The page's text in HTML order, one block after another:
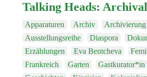
Förderer
Jahresgaben
Mitglied werden
Ausstellungen
Talking Heads:
Apparaturen Archiv
Archivierung
Ausstellungsreihe
Diaspora
Erzählungen
Eva Bentcheva
Frankreich
Garten
Gastkurator*in